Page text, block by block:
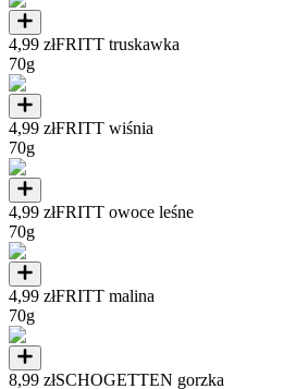
4,99 złFRITT truskawka
70g
4,99 złFRITT wiśnia
70g
4,99 złFRITT owoce leśne
70g
4,99 złFRITT malina
70g
8,99 złSCHOGETTEN gorzka